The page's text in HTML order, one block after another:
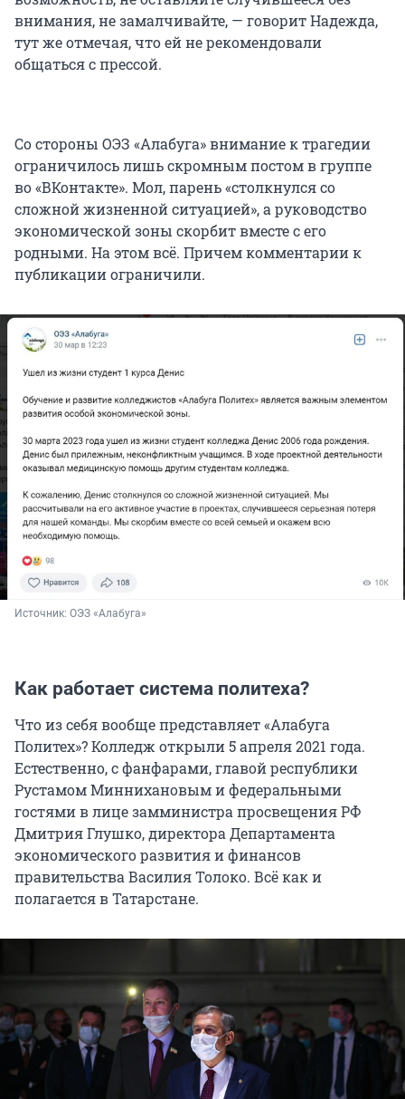
внимания, не замалчивайте, — говорит Надежда,
тут же отмечая, что ей не рекомендовали
общаться с прессой.
Со стороны ОЭЗ «Алабуга» внимание к трагедии
ограничилось лишь скромным постом в группе
во «ВКонтакте». Мол, парень «столкнулся со
сложной жизненной ситуацией», а руководство
экономической зоны скорбит вместе с его
родными. На этом всё. Причем комментарии к
публикации ограничили.
Источник: ОЭЗ «Алабуга»
Как работает система политеха?
Что из себя вообще представляет «Алабуга
Политех»? Колледж открыли 5 апреля 2021 года.
Естественно, с фанфарами, главой республики
Рустамом Миннихановым и федеральными
гостями в лице замминистра просвещения РФ
Дмитрия Глушко, директора Департамента
экономического развития и финансов
правительства Василия Толоко. Всё как и
полагается в Татарстане.